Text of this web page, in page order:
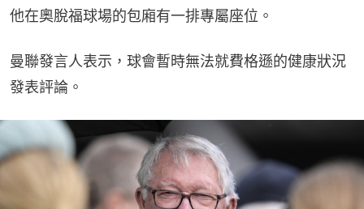
他在奧脫福球場的包廂有一排專屬座位。
曼聯發言人表示，球會暫時無法就費格遜的健康狀況
發表評論。